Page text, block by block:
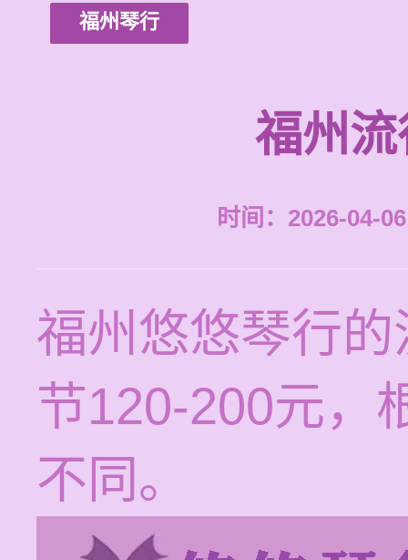
福州琴行
福州
时间：2026-04-
福州悠悠琴行
节120-200元，
不同。